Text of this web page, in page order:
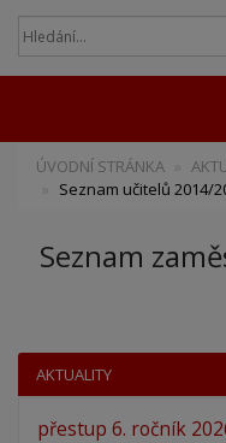
ÚVODNÍ STRÁNKA
Seznam učitelů 2014/
Seznam
AKTUALITY
přestup 6. ročník